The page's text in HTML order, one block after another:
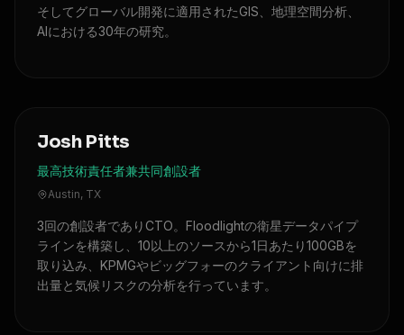
そしてグローバル開発に適用されたGIS、地理空間分析、
AIにおける30年の研究。
Josh Pitts
最高技術責任者兼共同創設者
Austin, TX
3回の創設者でありCTO。Floodlightの衛星データパイプ
ラインを構築し、10以上のソースから1日あたり100GBを
取り込み、KPMGやビッグフォーのクライアント向けに排
出量と気候リスクの分析を行っています。